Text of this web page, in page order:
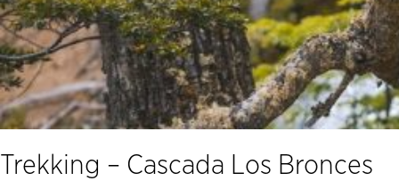
Trekking – Cascada Los Bronces